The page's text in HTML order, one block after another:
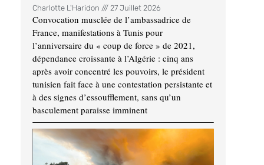
Charlotte L'Haridon 27 Juillet 2026
Convocation musclée de l’ambassadrice de
France, manifestations à Tunis pour
l’anniversaire du « coup de force » de 2021,
dépendance croissante à l’Algérie : cinq ans
après avoir concentré les pouvoirs, le président
tunisien fait face à une contestation persistante et
à des signes d’essoufflement, sans qu’un
basculement paraisse imminent